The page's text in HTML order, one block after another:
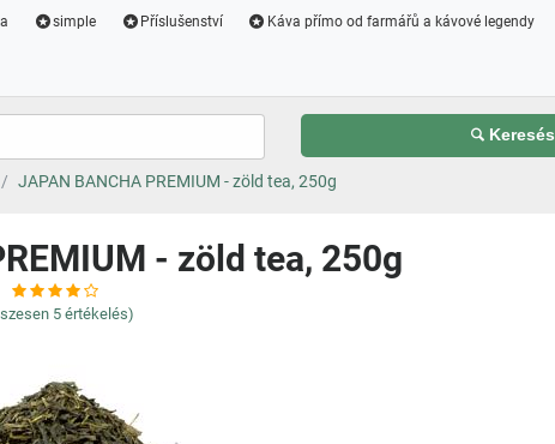
simple Příslušenství Káva přímo od farmářů a kávové legendy
Keresés
JAPAN BANCHA PREMIUM - zöld tea, 250g
- zöld tea, 250g
5 értékelés)